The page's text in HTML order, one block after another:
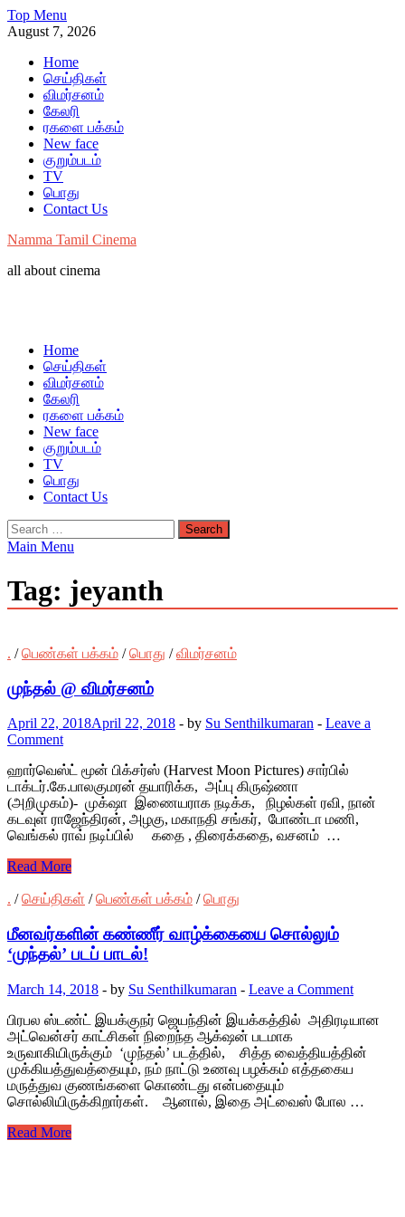
Skip
to
Top Menu
August 7, 2026
Home
செய்திகள்
விமர்சனம்
கேலரி
ரகளை பக்கம்
New face
குறும்படம்
TV
பொது
Contact Us
Namma Tamil Cinema
all about cinema
Home
செய்திகள்
விமர்சனம்
கேலரி
ரகளை பக்கம்
New face
குறும்படம்
TV
பொது
Contact Us
Search
for:
Main Menu
Tag: jeyanth
. /பெண்கள் பக்கம் /பொது /விமர்சனம்
முந்தல் @ விமர்சனம்
April 22, 2018April 22, 2018 - by Su Senthilkumaran - Leave a
Comment
ஹார்வெஸ்ட் மூன் பிக்சர்ஸ் (Harvest Moon Pictures) சார்பில்
டாக்டர்.கே.பாலகுமரன் தயாரிக்க, அப்பு கிருஷ்ணா
(அறிமுகம்)- முக்‌ஷா இணையராக நடிக்க, நிழல்கள் ரவி, நான்
கடவுள் ராஜேந்திரன், அழகு, மகாநதி சங்கர், போண்டா மணி,
வெங்கல் ராவ் நடிப்பில் கதை , திரைக்கதை, வசனம் …
Read More
. /செய்திகள் /பெண்கள் பக்கம் /பொது
மீனவர்களின் கண்ணீர் வாழ்க்கையை சொல்லும்
‘முந்தல்’ படப் பாடல்!
March 14, 2018 - by Su Senthilkumaran - Leave a Comment
பிரபல ஸ்டண்ட் இயக்குநர் ஜெயந்தின் இயக்கத்தில் அதிரடியான
அட்வென்சர் காட்சிகள் நிறைந்த ஆக்‌ஷன் படமாக
உருவாகியிருக்கும் ‘முந்தல்’ படத்தில், சித்த வைத்தியத்தின்
முக்கியத்துவத்தையும், நம் நாட்டு உணவு பழக்கம் எத்தகைய
மருத்துவ குணங்களை கொண்டது என்பதையும்
சொல்லியிருக்கிறார்கள். ஆனால், இதை அட்வைஸ் போல …
Read More